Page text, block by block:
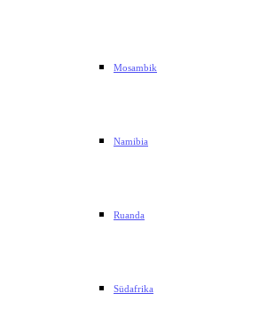
Mosambik
Namibia
Ruanda
Südafrika